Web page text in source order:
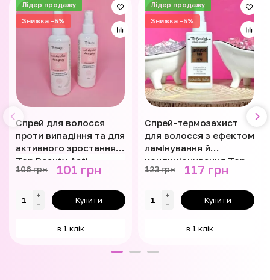
Лідер продажу
Знижка -5%
Спрей для волосся
проти випадіння та для
активного зростання
Top Beauty Anti
Hairloss Hair Spray 100
106 грн 101 грн
Купити
в 1 клік
Лідер продажу
Знижка -5%
Спрей-термозахист
для волосся з ефектом
ламінування й
кондиціонування Top
Beauty 125 мл
123 грн 117 грн
Купити
в 1 клік